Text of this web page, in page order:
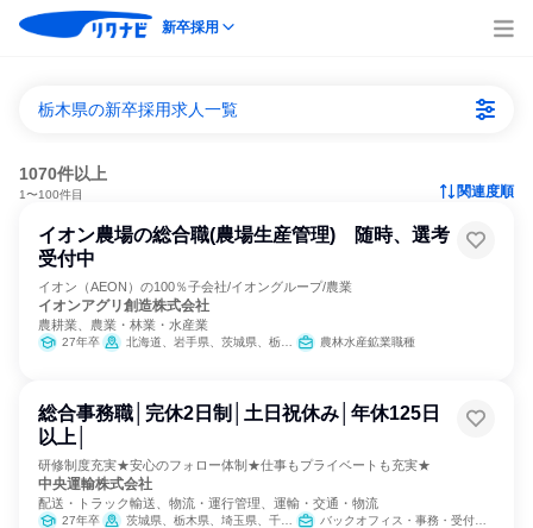
新卒採用
栃木県の新卒採用求人一覧
1070件以上
1〜100件目 関連度順
イオン農場の総合職(農場生産管理) 随時、選考
受付中
イオン（AEON）の100％子会社/イオングループ/農業
イオンアグリ創造株式会社
農耕業、農業・林業・水産業
27年卒 北海道、岩手県、茨城県、栃木県、埼玉県、千葉県、石川県、福井県、山梨県、三重県、兵庫県、島根県、広島県、徳島県、大分県 農林水産鉱業職種
総合事務職│完休2日制│土日祝休み│年休125日
以上│
研修制度充実★安心のフォロー体制★仕事もプライベートも充実★
中央運輸株式会社
配送・トラック輸送、物流・運行管理、運輸・交通・物流
27年卒 茨城県、栃木県、埼玉県、千葉県、東京都、神奈川県 バックオフィス・事務・受付、医療/福祉専門職、経理/税務/財務、人事、総務